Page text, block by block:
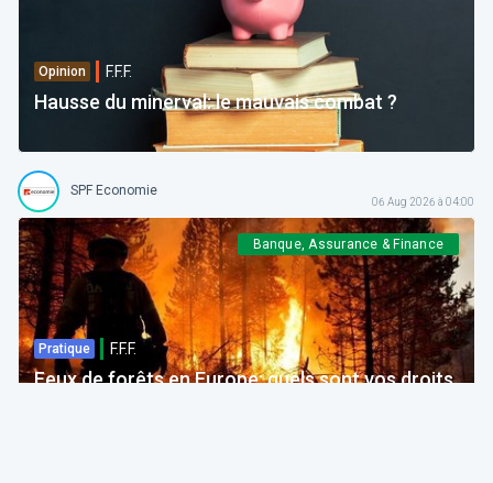
Opinion F.F.F.
Hausse du minerval: le mauvais combat ?
SPF Economie
06 Aug 2026 à 04:00
Banque, Assurance & Finance
Pratique F.F.F.
Feux de forêts en Europe: quels sont vos droits